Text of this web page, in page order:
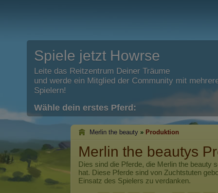
Spiele jetzt Howrse
Leite das Reitzentrum Deiner Träume
und werde ein Mitglied der Community mit
Spielern!
Wähle dein erstes Pferd:
Merlin the beauty » Produktion
Merlin the beautys
Dies sind die Pferde, die Merlin the beauty
hat. Diese Pferde sind von Zuchtstuten
Einsatz des Spielers zu verdanken.